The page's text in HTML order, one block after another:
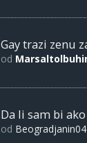
Gay trazi zenu
od
Da li sam bi
od